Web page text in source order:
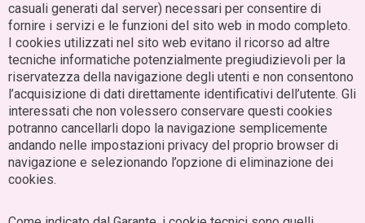
casuali generati dal server) necessari per consentire di
fornire i servizi e le funzioni del sito web in modo completo.
I cookies utilizzati nel sito web evitano il ricorso ad altre
tecniche informatiche potenzialmente pregiudizievoli per la
riservatezza della navigazione degli utenti e non consentono
l’acquisizione di dati direttamente identificativi dell’utente. Gli
interessati che non volessero conservare questi cookies
potranno cancellarli dopo la navigazione semplicemente
andando nelle impostazioni privacy del proprio browser di
navigazione e selezionando l’opzione di eliminazione dei
cookies.